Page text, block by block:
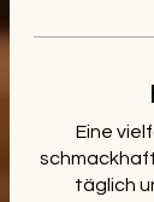
Eine
täglich